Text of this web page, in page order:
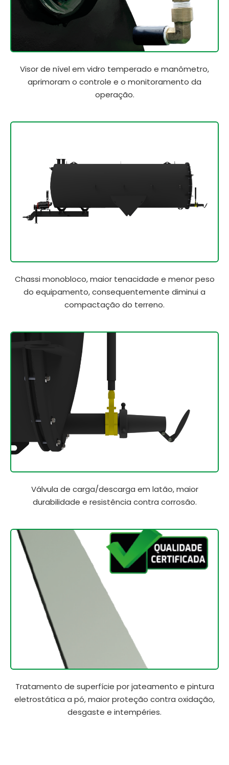
Visor de nível em vidro temperado e manômetro,
aprimoram o controle e o monitoramento da
operação.
Chassi monobloco, maior tenacidade e menor peso
do equipamento, consequentemente diminui a
compactação do terreno.
Válvula de carga/descarga em latão, maior
durabilidade e resistência contra corrosão.
Tratamento de superfície por jateamento e pintura
eletrostática a pó, maior proteção contra oxidação,
desgaste e intempéries.